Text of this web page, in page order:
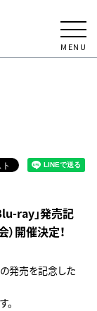
MENU
ray」発売記
開催決定！
発売を記念した